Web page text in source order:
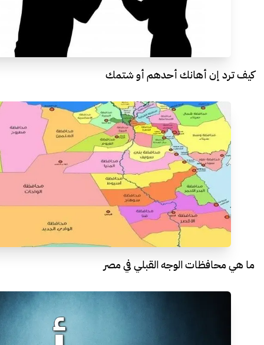
كيف ترد إن أهانك أحدهم أو شتمك
ما هي محافظات الوجه القبلي في مصر